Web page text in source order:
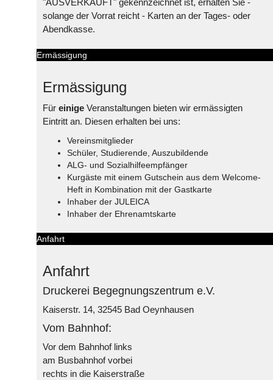
solange der Vorrat reicht - Karten an der Tages- oder
Abendkasse.
Ermässigung
Ermässigung
Für einige Veranstaltungen bieten wir ermässigten
Eintritt an. Diesen erhalten bei uns:
Vereinsmitglieder
Schüler, Studierende, Auszubildende
ALG- und Sozialhilfeempfänger
Kurgäste mit einem Gutschein aus dem Welcome-
Heft in Kombination mit der Gastkarte
Inhaber der JULEICA
Inhaber der Ehrenamtskarte
Anfahrt
Anfahrt
Druckerei Begegnungszentrum e.V.
Kaiserstr. 14, 32545 Bad Oeynhausen
Vom Bahnhof:
Vor dem Bahnhof links
am Busbahnhof vorbei
rechts in die Kaiserstraße